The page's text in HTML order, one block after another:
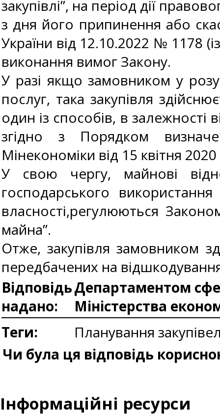
закупівлі”, на період дії
з дня його припинення або
України від 12.10.2022 № 1178
виконання вимог Закону.
У разі якщо замовником у
послуг, така закупівля
один із способів, в залежності
згідно з Порядком
Мінекономіки від 15 квітня
У свою чергу, майнові
господарського
власності,регулюються
майна”.
Отже, закупівля замовником
передбачених на
Відповідь
надано:
Департаментом
Міністерства
Теги:
Планування
Чи була ця відповідь
Інформаційні ресурси